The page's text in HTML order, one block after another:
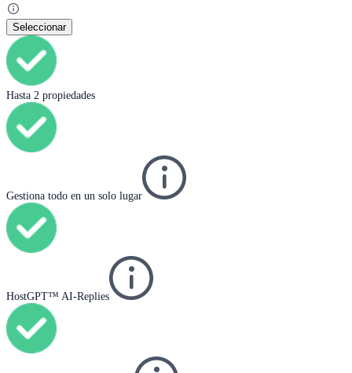
Seleccionar
Hasta 2 propiedades
Gestiona todo en un solo lugar
HostGPT™ AI-Replies